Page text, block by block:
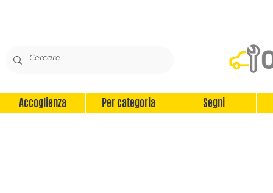
Accoglienza Per categoria Segni